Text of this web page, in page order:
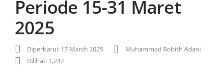
Periode 15-31 Maret
2025
Diperbarui: 17 March 2025
Muhammad Robith Adani
Dilihat: 1,242